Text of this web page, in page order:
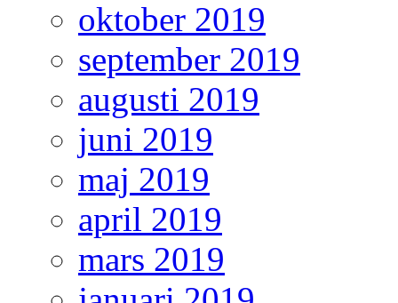
oktober 2019
september 2019
augusti 2019
juni 2019
maj 2019
april 2019
mars 2019